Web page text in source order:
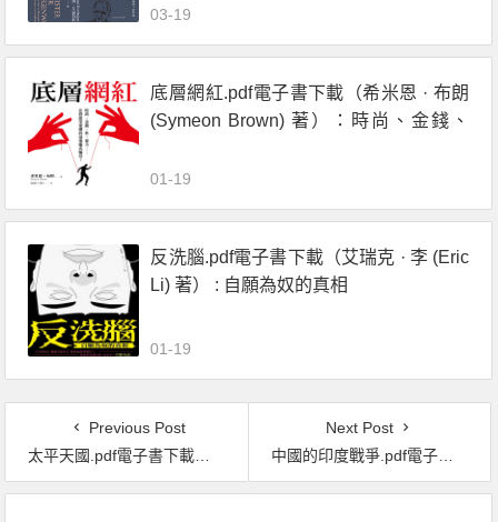
03-19
底層網紅.pdf電子書下載（希米恩 · 布朗
(Symeon Brown) 著）：時尚、金錢、
騙局！
01-19
反洗腦.pdf電子書下載（艾瑞克 · 李 (Eric
Li) 著） : 自願為奴的真相
01-19
Previous Post
太平天國.pdf電子書下載（[美]史景遷）
Next Post
中國的印度戰爭.pdf電子書下載（柏提爾 · 林納 (Bertil Lintner) 著）：世界屋脊上的衝突，亞洲兩大區域強權的角力